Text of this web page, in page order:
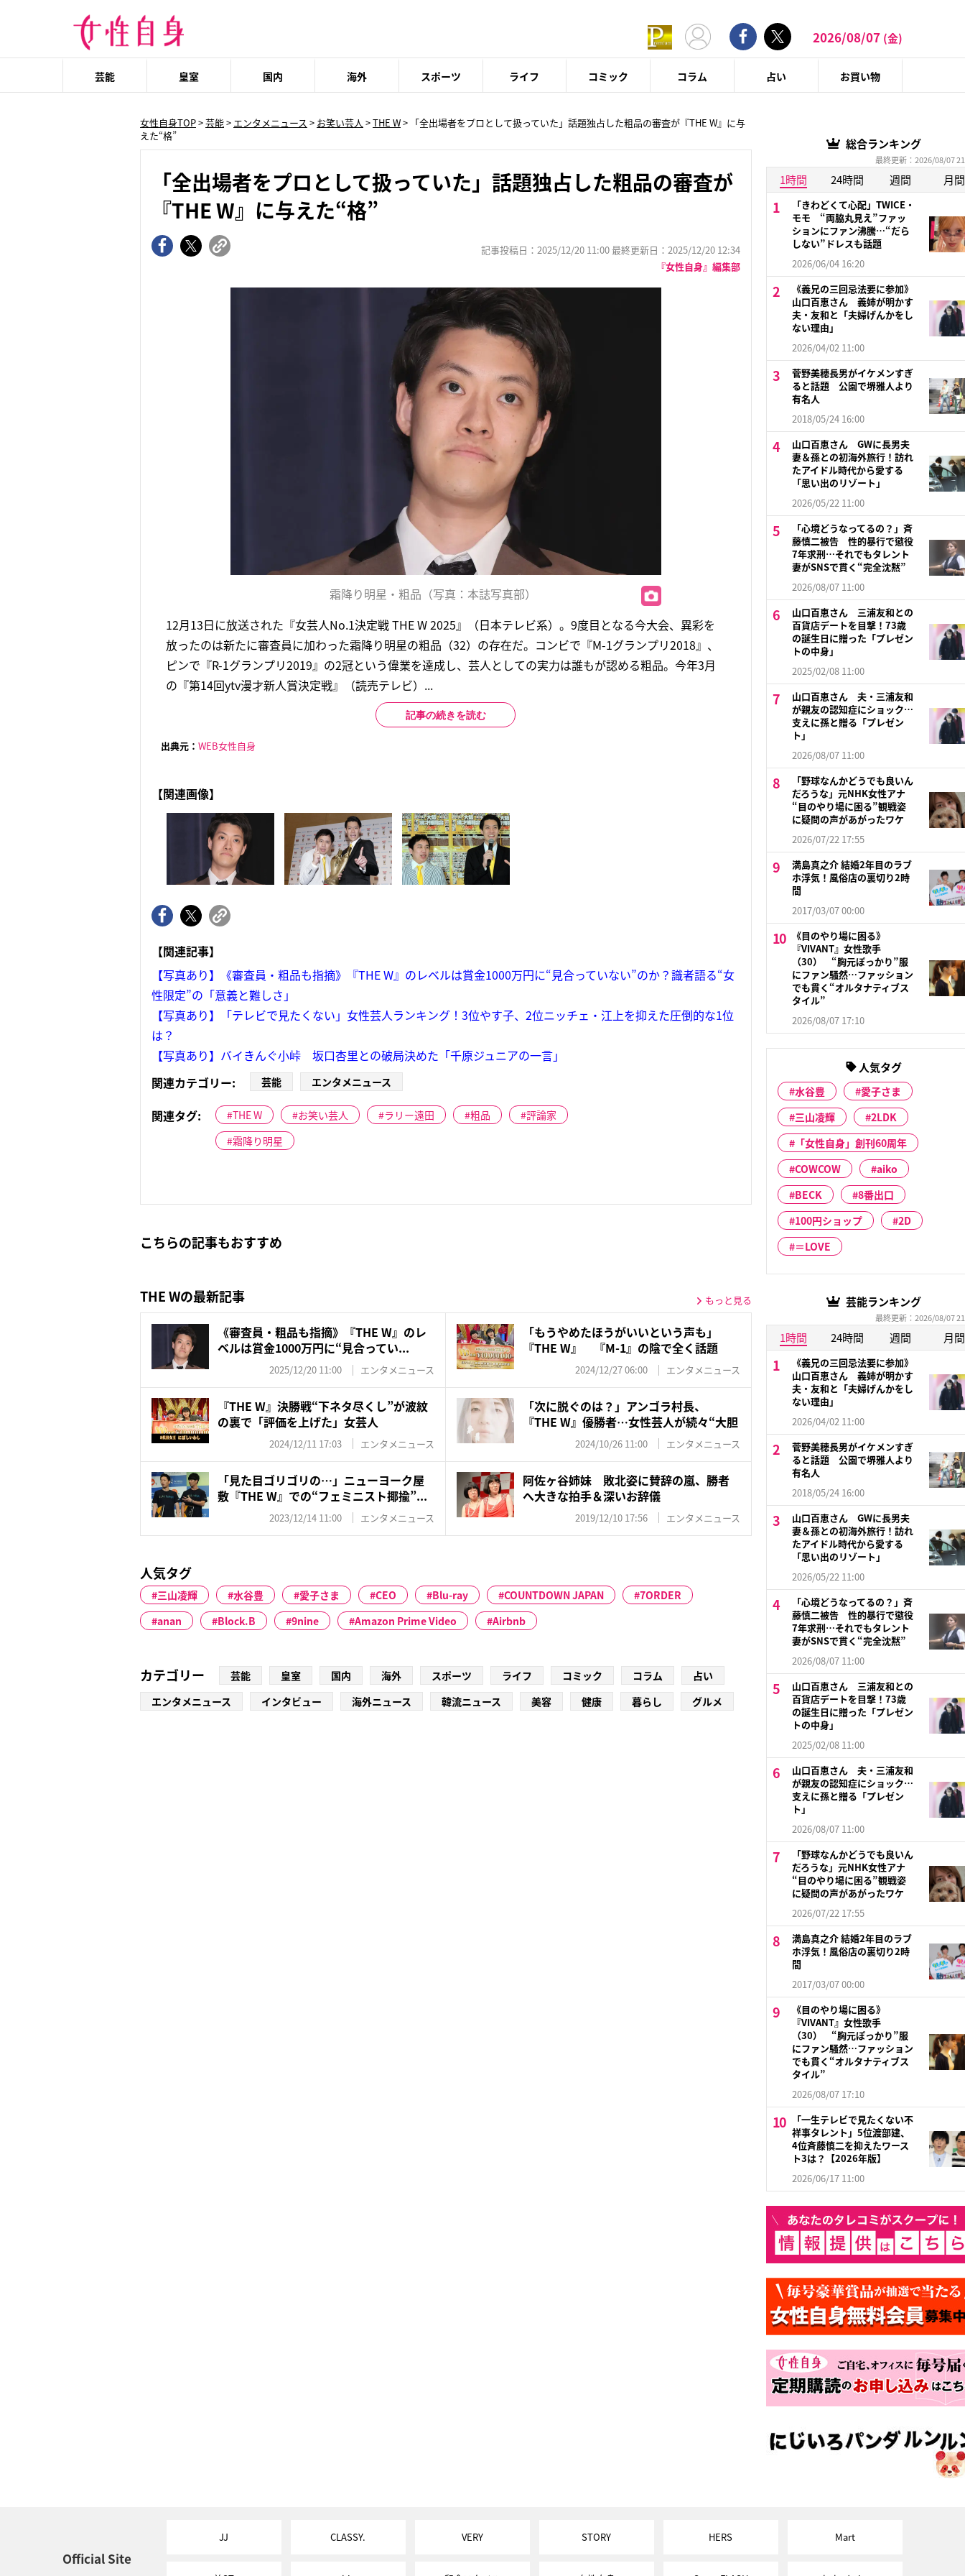
2026/08/07 (金)
芸能 皇室 国内 海外 スポーツ ライフ コミック コラム 占い お買い物
女性自身TOP>芸能> エンタメニュース > お笑い芸人 >THE W> 「全出場者をプロとして扱っていた」話題独占した粗品の審査が『THE W』に与
えた“格”
「全出場者をプロとして扱っていた」話題独占した粗品の審査が
『THE W』に与えた“格”
記事投稿日：2025/12/20 11:00 最終更新日：2025/12/20 12:34
『女性自身』編集部
霜降り明星・粗品（写真：本誌写真部）
12月13日に放送された『女芸人No.1決定戦 THE W 2025』（日本テレビ系）。9度目となる今大会、異彩を
放ったのは新たに審査員に加わった霜降り明星の粗品（32）の存在だ。コンビで『M-1グランプリ2018』、
ピンで『R-1グランプリ2019』の2冠という偉業を達成し、芸人としての実力は誰もが認める粗品。今年3月
の『第14回ytv漫才新人賞決定戦』（読売テレビ）...
記事の続きを読む
出典元： WEB女性自身
【関連画像】
【関連記事】
【写真あり】《審査員・粗品も指摘》『THE W』のレベルは賞金1000万円に“見合っていない”のか？識者語る“女
性限定”の「意義と難しさ」
【写真あり】「テレビで見たくない」女性芸人ランキング！3位やす子、2位ニッチェ・江上を抑えた圧倒的な1位
は？
【写真あり】バイきんぐ小峠 坂口杏里との破局決めた「千原ジュニアの一言」
関連カテゴリー:
芸能 エンタメニュース
関連タグ: THE W お笑い芸人 ラリー遠田 粗品
評論家
霜降り明星
こちらの記事もおすすめ
THE Wの最新記事 もっと見る
《審査員・粗品も指摘》『THE W』のレ
ベルは賞金1000万円に“見合ってい...
2025/12/20 11:00 エンタメニュース
「もうやめたほうがいいという声も」
『THE W』 『M-1』の陰で全く話題
2024/12/27 06:00 エンタメニュース
『THE W』決勝戦“下ネタ尽くし”が波紋
の裏で「評価を上げた」女芸人
2024/12/11 17:03 エンタメニュース
「次に脱ぐのは？」アンゴラ村長、
『THE W』優勝者…女性芸人が続々“大胆
2024/10/26 11:00 エンタメニュース
「見た目ゴリゴリの…」ニューヨーク屋
敷『THE W』での“フェミニスト揶揄”...
2023/12/14 11:00 エンタメニュース
阿佐ヶ谷姉妹 敗北姿に賛辞の嵐、勝者
へ大きな拍手＆深いお辞儀
2019/12/10 17:56 エンタメニュース
人気タグ
三山凌輝 水谷豊 愛子さま CEO Blu-ray COUNTDOWN JAPAN
7ORDER
anan
Block.B 9nine Amazon Prime Video Airbnb
カテゴリー 芸能 皇室 国内 海外 スポーツ ライフ コミック コラム
占い
エンタメニュース
インタビュー 海外ニュース 韓流ニュース 美容 健康 暮らし グルメ
総合ランキング
最終更新：2026/08/07
1時間 24時間 週間 月間
「きわどくて心配」TWICE・
モモ “両脇丸見え”ファッ
ションにファン沸騰…“だら
しない”ドレスも話題
2026/06/04 16:20
《義兄の三回忌法要に参加》
山口百恵さん 義姉が明かす
夫・友和と「夫婦げんかをし
ない理由」
2026/04/02 11:00
菅野美穂長男がイケメンすぎ
ると話題 公園で堺雅人より
有名人
2018/05/24 16:00
山口百恵さん GWに長男夫
妻＆孫との初海外旅行！訪れ
たアイドル時代から愛する
「思い出のリゾート」
2026/05/22 11:00
「心境どうなってるの？」斉
藤慎二被告 性的暴行で懲役
7年求刑…それでもタレント
妻がSNSで貫く“完全沈黙”
2026/08/07 11:00
山口百恵さん 三浦友和との
百貨店デートを目撃！73歳
の誕生日に贈った「プレゼン
トの中身」
2025/02/08 11:00
山口百恵さん 夫・三浦友和
が親友の認知症にショック…
支えに孫と贈る「プレゼン
ト」
2026/08/07 11:00
「野球なんかどうでも良いん
だろうな」元NHK女性アナ
“目のやり場に困る”観戦姿
に疑問の声があがったワケ
2026/07/22 17:55
満島真之介 結婚2年目のラブ
ホ浮気！風俗店の裏切り2時
間
2017/03/07 00:00
《目のやり場に困る》
『VIVANT』女性歌手
（30） “胸元ぽっかり”服
にファン騒然…ファッション
でも貫く“オルタナティブス
タイル”
2026/08/07 17:10
人気タグ
水谷豊
愛子さま
三山凌輝
2LDK
「女性自身」創刊60周年
COWCOW
aiko
BECK
8番出口
100円ショップ
2D
＝LOVE
芸能ランキング
最終更新：2026/08/07
1時間 24時間 週間 月間
《義兄の三回忌法要に参加》
山口百恵さん 義姉が明かす
夫・友和と「夫婦げんかをし
ない理由」
2026/04/02 11:00
菅野美穂長男がイケメンすぎ
ると話題 公園で堺雅人より
有名人
2018/05/24 16:00
山口百恵さん GWに長男夫
妻＆孫との初海外旅行！訪れ
たアイドル時代から愛する
「思い出のリゾート」
2026/05/22 11:00
「心境どうなってるの？」斉
藤慎二被告 性的暴行で懲役
7年求刑…それでもタレント
妻がSNSで貫く“完全沈黙”
2026/08/07 11:00
山口百恵さん 三浦友和との
百貨店デートを目撃！73歳
の誕生日に贈った「プレゼン
トの中身」
2025/02/08 11:00
山口百恵さん 夫・三浦友和
が親友の認知症にショック…
支えに孫と贈る「プレゼン
ト」
2026/08/07 11:00
「野球なんかどうでも良いん
だろうな」元NHK女性アナ
“目のやり場に困る”観戦姿
に疑問の声があがったワケ
2026/07/22 17:55
満島真之介 結婚2年目のラブ
ホ浮気！風俗店の裏切り2時
間
2017/03/07 00:00
《目のやり場に困る》
『VIVANT』女性歌手
（30） “胸元ぽっかり”服
にファン騒然…ファッション
でも貫く“オルタナティブス
タイル”
2026/08/07 17:10
「一生テレビで見たくない不
祥事タレント」5位渡部建、
4位斉藤慎二を抑えたワース
ト3は？【2026年版】
2026/06/17 11:00
Official Site
JJ CLASSY. VERY STORY HERS Mart